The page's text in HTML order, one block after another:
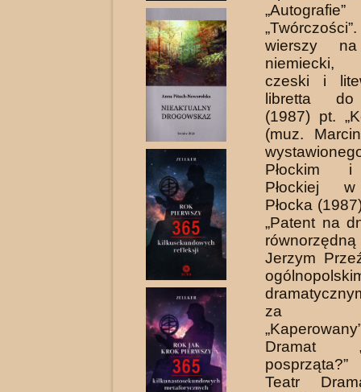
wierszy
niemiecki,
czeski i
libretta do
(1987) pt.
(muz.
Płockim i
Płockiej
Płocka
„Patent na
Jerzym
za
Dramat
Teatr